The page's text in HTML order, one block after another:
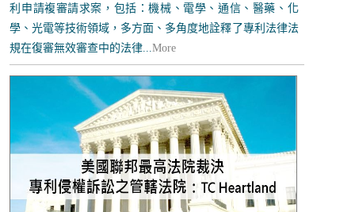
利申請複審請求案，包括：機械、電學、通信、醫藥、化
學、光電等技術領域，多方面、多角度地詮釋了專利法律法
規在復審無效審查中的法律...More